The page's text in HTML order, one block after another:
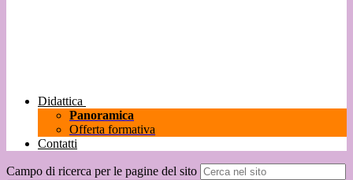
Didattica
Panoramica
Offerta formativa
Contatti
Campo di ricerca per le pagine del sito